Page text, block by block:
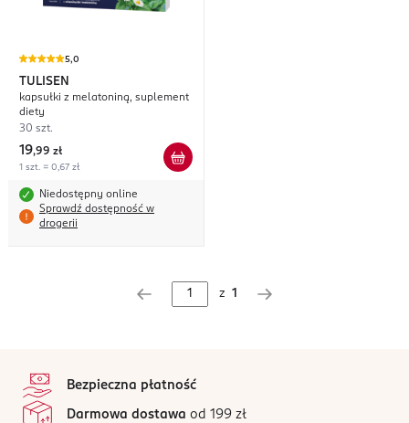
5,0
TULISEN
kapsułki z melatoniną, suplement
diety
30 szt.
19,99 zł
1 szt. = 0,67 zł
Niedostępny online
Sprawdź dostępność w
drogerii
z 1
Bezpieczna płatność
Darmowa dostawa od 199 zł